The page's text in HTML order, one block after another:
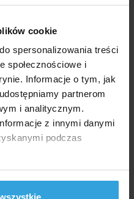
cookie
spersonalizowania treści
społecznościowe i
Informacje o tym, jak
partnerom
i analitycznym.
z innymi danymi
podczas
BP1197
INTEX